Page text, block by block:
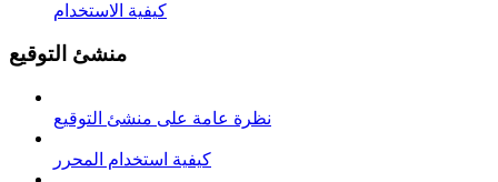
كيفية الاستخدام
منشئ التوقيع
نظرة عامة على منشئ التوقيع
كيفية استخدام المحرر